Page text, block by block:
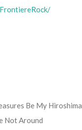
Be My Hiroshima
Not Around